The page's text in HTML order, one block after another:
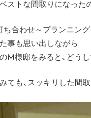
ストな間取りになった
ち合わせ～プランニン
事も思い出しながら
M様邸をみると、どう
ても、スッキリした間